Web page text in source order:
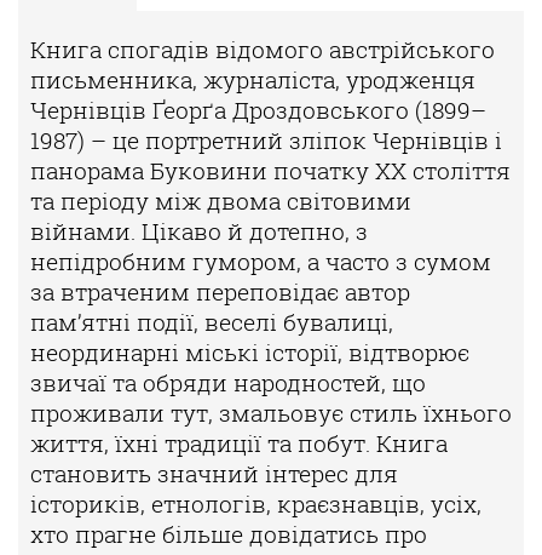
Книга спогадів відомого австрійського
письменника, журналіста, уродженця
Чернівців Ґеорґа Дроздовського (1899–
1987) – це портретний зліпок Чернівців і
панорама Буковини початку ХХ століття
та періоду між двома світовими
війнами. Цікаво й дотепно, з
непідробним гумором, а часто з сумом
за втраченим переповідає автор
пам’ятні події, веселі бувалиці,
неординарні міські історії, відтворює
звичаї та обряди народностей, що
проживали тут, змальовує стиль їхнього
життя, їхні традиції та побут. Книга
становить значний інтерес для
істориків, етнологів, краєзнавців, усіх,
хто прагне більше довідатись про